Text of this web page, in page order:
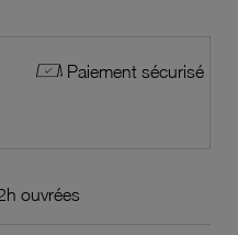
Paiement sécurisé
ouvrées